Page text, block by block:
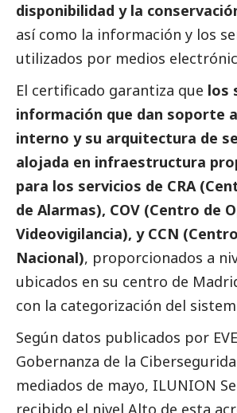
disponibilidad y la
así como la información y los
utilizados por medios
El certificado garantiza que los
información que dan soporte
interno y su arquitectura de
alojada en infraestructura
para los servicios de CRA
de Alarmas), COV (Centro de
Videovigilancia), y CCN
Nacional), proporcionados a
ubicados en su centro de
con la categorización del
Según datos publicados por
Gobernanza de la
mediados de mayo, ILUNION